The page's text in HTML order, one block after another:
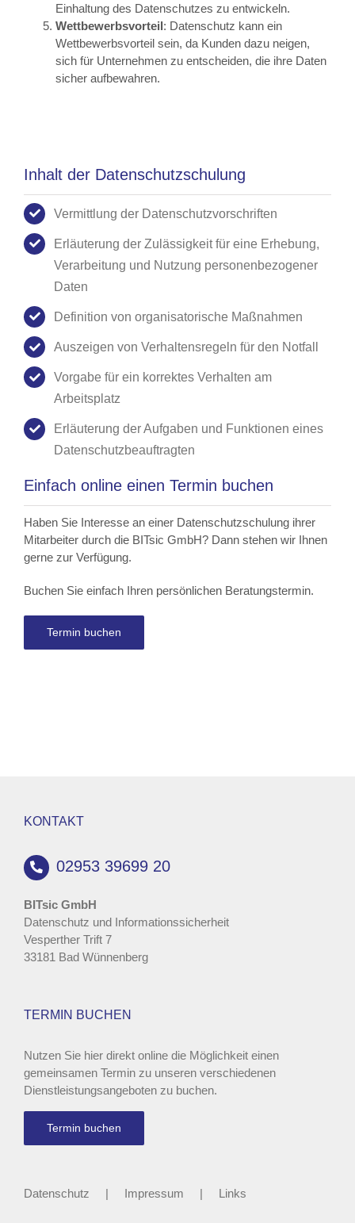
Einhaltung des Datenschutzes zu entwickeln.
Wettbewerbsvorteil: Datenschutz kann ein
Wettbewerbsvorteil sein, da Kunden dazu neigen,
sich für Unternehmen zu entscheiden, die ihre Daten
sicher aufbewahren.
Inhalt der Datenschutzschulung
Vermittlung der Datenschutzvorschriften
Erläuterung der Zulässigkeit für eine Erhebung,
Verarbeitung und Nutzung personenbezogener
Daten
Definition von organisatorische Maßnahmen
Auszeigen von Verhaltensregeln für den Notfall
Vorgabe für ein korrektes Verhalten am
Arbeitsplatz
Erläuterung der Aufgaben und Funktionen eines
Datenschutzbeauftragten
Einfach online einen Termin buchen
Haben Sie Interesse an einer Datenschutzschulung ihrer
Mitarbeiter durch die BITsic GmbH? Dann stehen wir Ihnen
gerne zur Verfügung.
Buchen Sie einfach Ihren persönlichen Beratungstermin.
Termin buchen
KONTAKT
02953 39699 20
BITsic GmbH
Datenschutz und Informationssicherheit
Vesperther Trift 7
33181 Bad Wünnenberg
TERMIN BUCHEN
Nutzen Sie hier direkt online die Möglichkeit einen
gemeinsamen Termin zu unseren verschiedenen
Dienstleistungsangeboten zu buchen.
Termin buchen
Datenschutz Impressum Links